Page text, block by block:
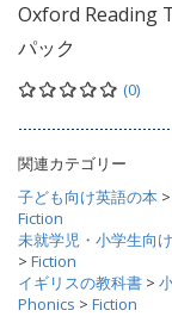
Oxford Reading
パック
(0)
関連カテゴリー
子ども向け英語の本 >
Fiction
未就学児・小学生向
> Fiction
イギリスの教科書 >
Phonics > Fiction